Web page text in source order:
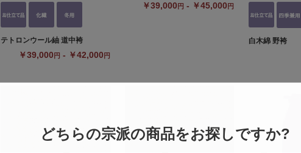
テトロンウール紬 道中袴
￥39,000 円 - ￥42,000 円
￥39,000 円 - ￥45,000 円
白木綿 野袴
どちらの宗派の商品をお探しですか?